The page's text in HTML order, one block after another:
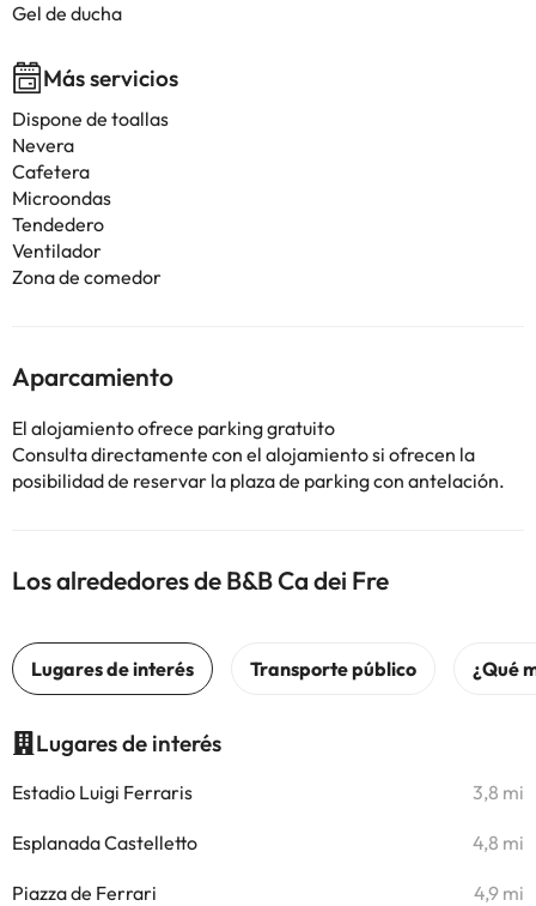
Gel de ducha
Más servicios
Dispone de toallas
Nevera
Cafetera
Microondas
Tendedero
Ventilador
Zona de comedor
Aparcamiento
El alojamiento ofrece parking gratuito
Consulta directamente con el alojamiento si ofrecen la
posibilidad de reservar la plaza de parking con antelación.
Los alrededores de B&B Ca dei Fre
Lugares de interés
Estadio Luigi Ferraris 3,8 mi
Esplanada Castelletto 4,8 mi
Piazza de Ferrari 4,9 mi